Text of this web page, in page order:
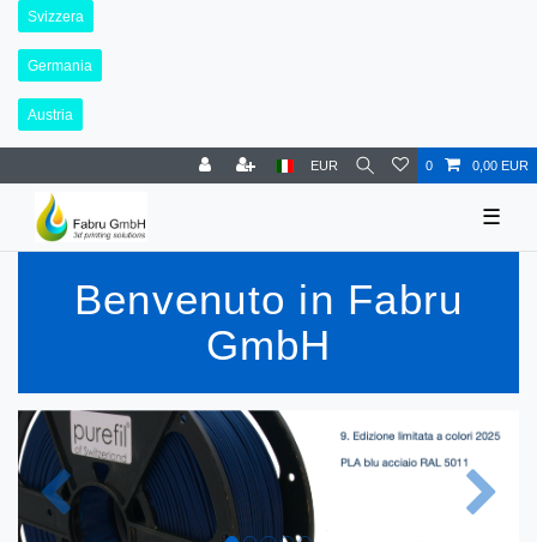
Svizzera
Germania
Austria
EUR 0 0,00 EUR
☰
Benvenuto in Fabru
GmbH